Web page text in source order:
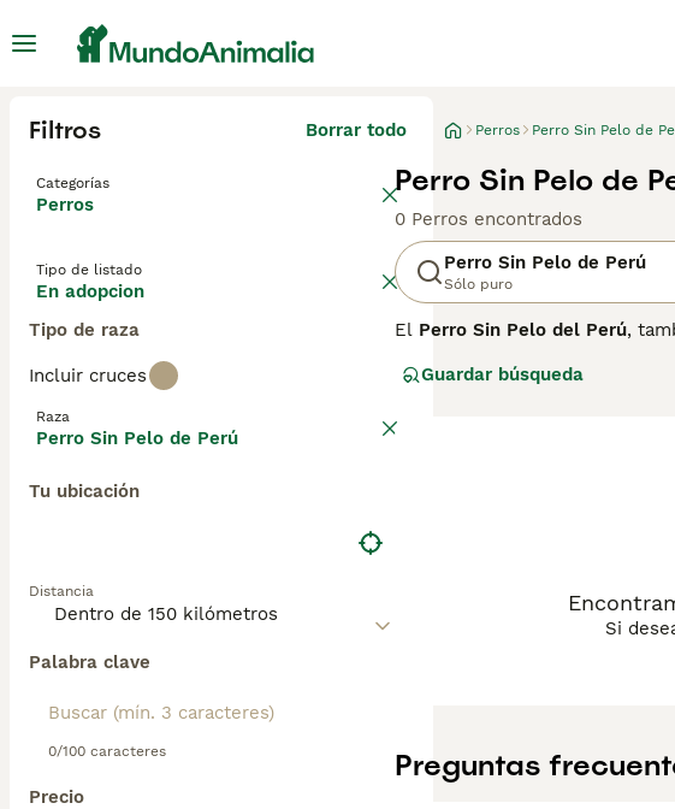
Filtros Borrar todo
Categorías
Perros
Tipo de listado
En adopcion
Tipo de raza
Incluir cruces
Raza
Perro Sin Pelo de Perú
Tu ubicación
Distancia
Palabra clave
0/100 caracteres
Precio
Perros Perro Sin Pelo de
Perro Sin Pelo de
0 Perros encontrados
Perro Sin Pelo de Perú
Sólo puro
El Perro Sin Pelo del Perú,
Moche, Chimú, Chancay,
número 310. La raza existe en
El Perro Sin Pelo del Perú es
grupo de perros tipo primitivo.
requiere protección solar,
diario. Su cuidado es
Guardar búsqueda
Si
Preguntas